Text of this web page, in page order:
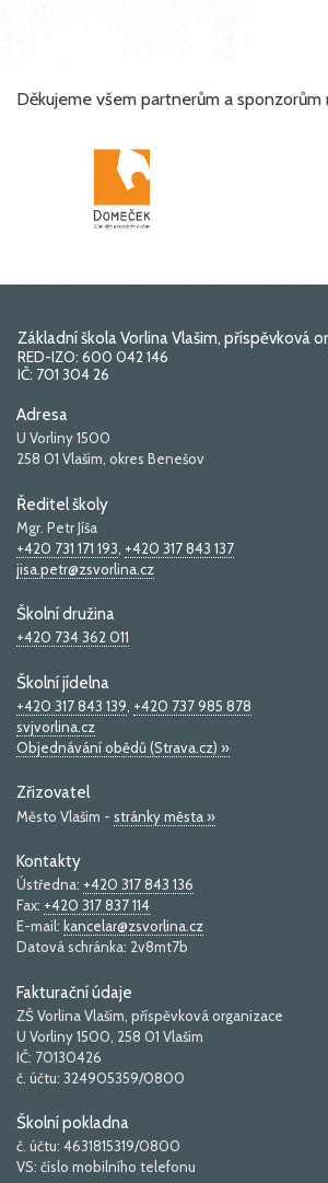
Děkujeme všem partnerům a sponzorům
Základní škola Vorlina Vlašim, příspěvková
RED-IZO: 600 042 146
IČ: 701 304 26
Adresa
U Vorliny 1500
258 01 Vlašim, okres Benešov
Ředitel školy
Mgr. Petr Jíša
+420 731 171 193 +420 317 843 137
jisa.petr@zsvorlina.cz
Školní družina
+420 734 362 011
Školní jídelna
+420 317 843 139 +420 737 985 878
svjvorlina.cz
Objednávání obědů (Strava.cz) »
Zřizovatel
Město Vlašim - stránky města »
Kontakty
Ústředna: +420 317 843 136
Fax: +420 317 837 114
E-mail: kancelar@zsvorlina.cz
Datová schránka: 2v8mt7b
Fakturační údaje
ZŠ Vorlina Vlašim, příspěvková organizace
U Vorliny 1500, 258 01 Vlašim
IČ: 70130426
č. účtu: 324905359/0800
Školní pokladna
č. účtu: 4631815319/0800
VS: číslo mobilního telefonu